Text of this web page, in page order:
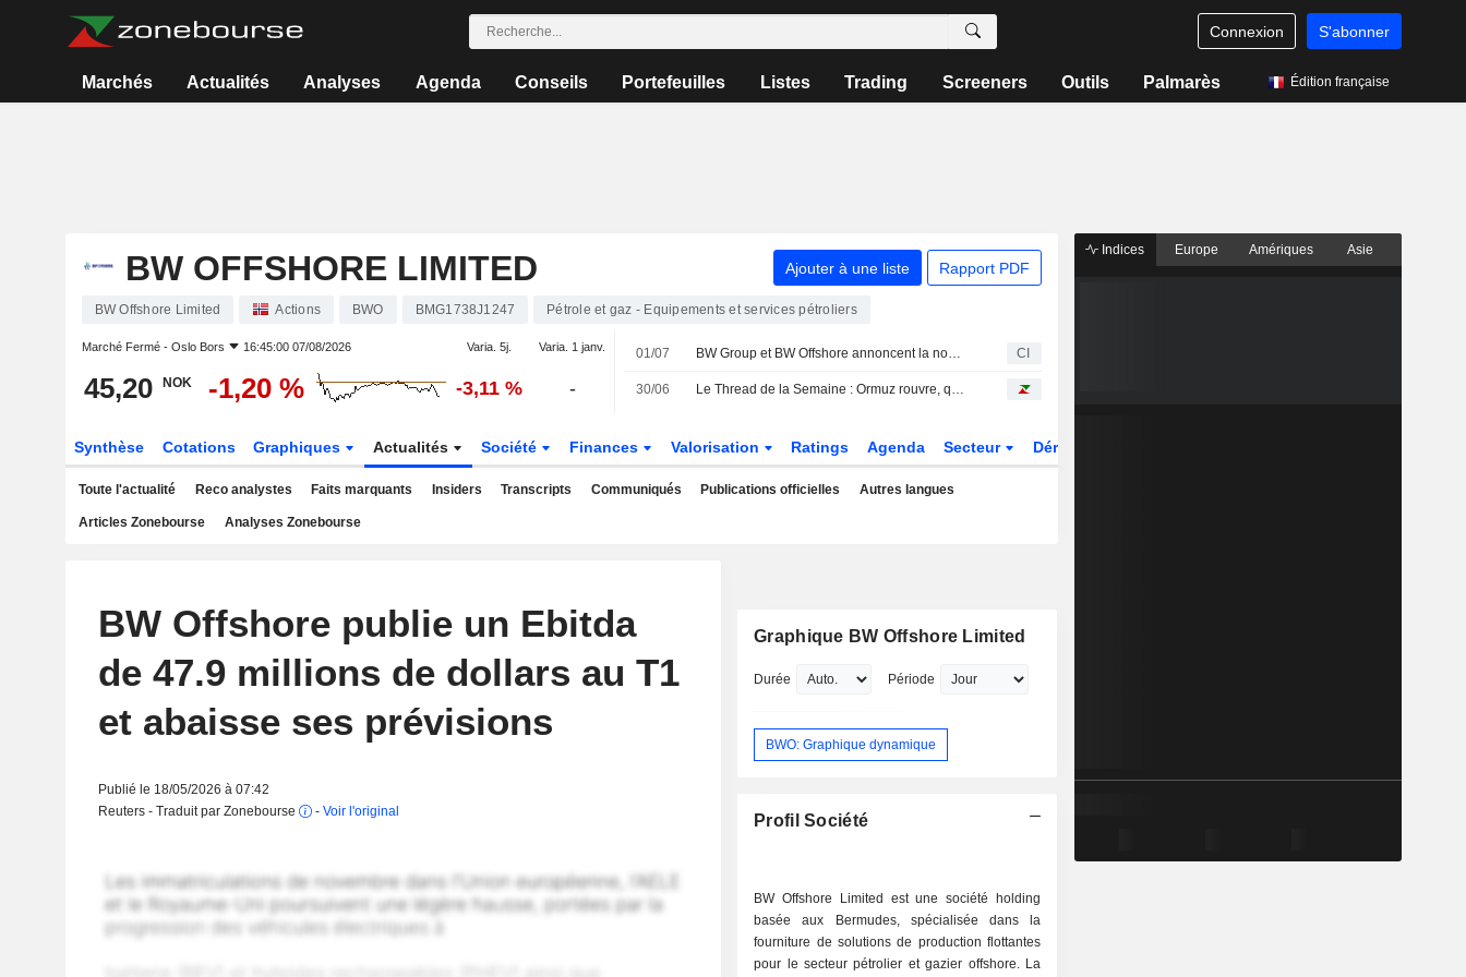
Connexion S'abonner
Marchés Actualités Analyses Agenda Conseils Portefeuilles Listes Trading Screeners Outils Palmarès Édition française
BW OFFSHORE LIMITED Ajouter à une liste Rapport PDF
BW Offshore Limited Actions BWO BMG1738J1247 Pétrole et gaz - Equipements et services pétroliers
Marché Fermé - Oslo Bors 16:45:00 07/08/2026 Varia. 5j. Varia. 1 janv.
45,20 NOK -1,20 % -3,11 % -
01/07 BW Group et BW Offshore annoncent la nomination de Matthew White au poste de PDG de BW Elara CI
30/06 Le Thread de la Semaine : Ormuz rouvre, quelles valeurs de l'énergie privilégier ?
Synthèse Cotations Graphiques Actualités Société Finances Valorisation Ratings Agenda Secteur Dérivés
Toute l'actualité Reco analystes Faits marquants Insiders Transcripts Communiqués Publications officielles Autres langues
Articles Zonebourse Analyses Zonebourse
BW Offshore publie un Ebitda
de 47.9 millions de dollars au T1
et abaisse ses prévisions
Publié le 18/05/2026 à 07:42
Reuters - Traduit par Zonebourse
- Voir l'original
Graphique BW Offshore Limited
Durée Période
BWO: Graphique dynamique
Profil Société
BW Offshore Limited est une société holding
basée aux Bermudes, spécialisée dans la
fourniture de solutions de production flottantes
pour le secteur pétrolier et gazier offshore. La
Indices Europe Amériques Asie